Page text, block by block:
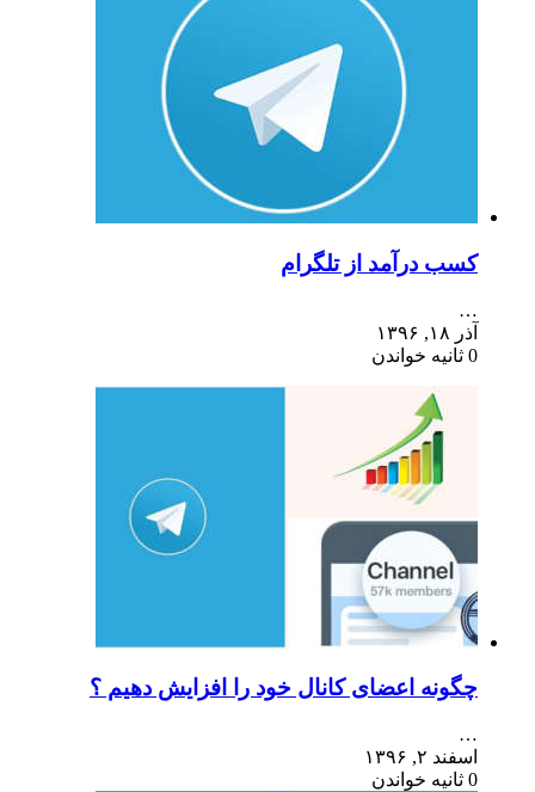
کسب درآمد از تلگرام
…
آذر ۱۸, ۱۳۹۶
0 ثانیه خواندن
چگونه اعضای کانال خود را افزایش دهیم ؟
…
اسفند ۲, ۱۳۹۶
0 ثانیه خواندن